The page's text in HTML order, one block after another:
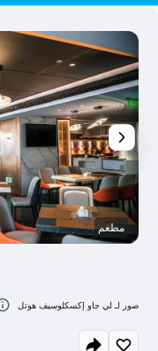
مطعم
صور لـ لي جاو إكسكلوسيف هوتل